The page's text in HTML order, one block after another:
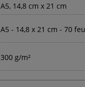
A5, 14,8 cm x 21 cm
A5 - 14,8 x 21 cm - 70
300 g/m²